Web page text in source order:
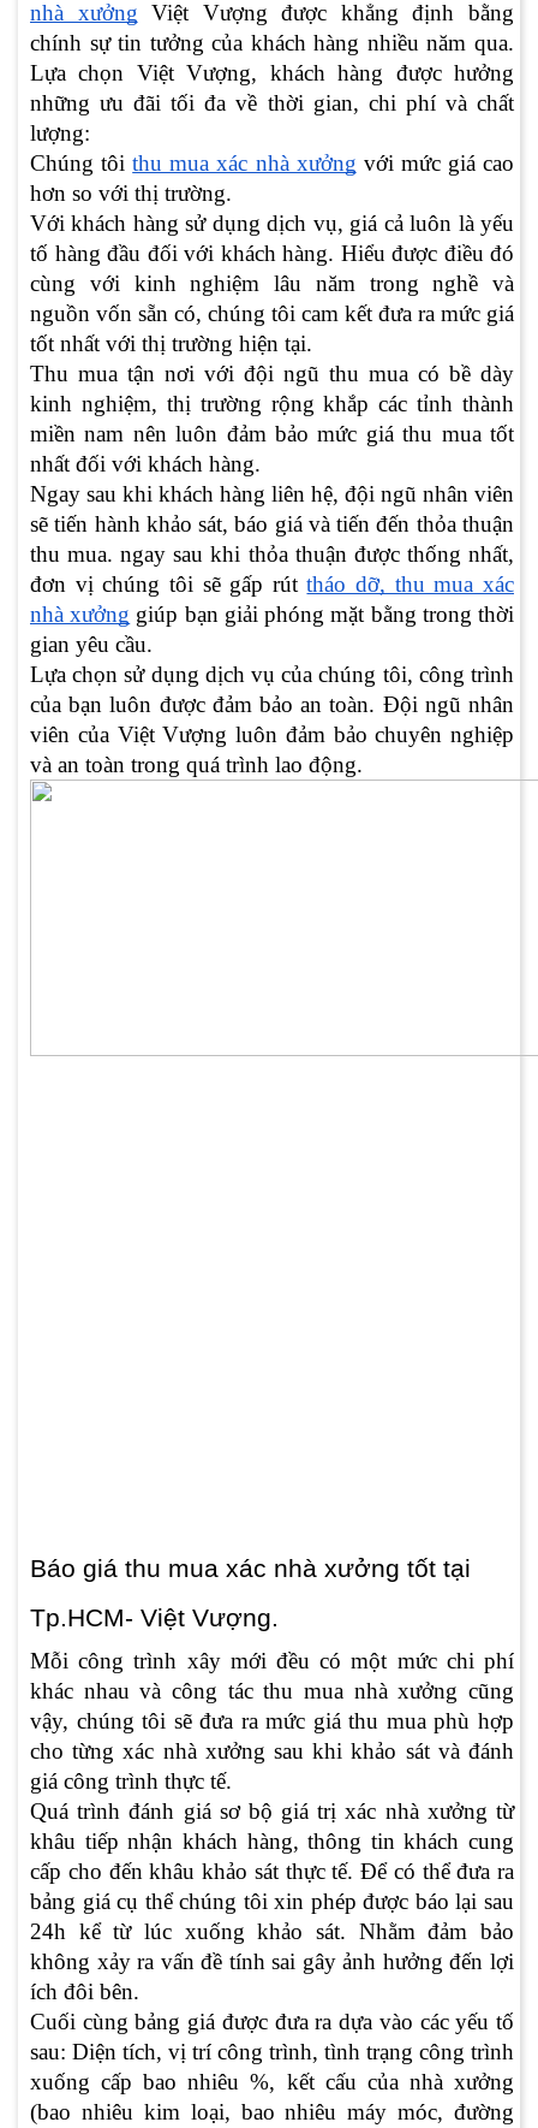
nhà xưởng Việt Vượng được khẳng định bằng
chính sự tin tưởng của khách hàng nhiều năm qua.
Lựa chọn Việt Vượng, khách hàng được hưởng
những ưu đãi tối đa về thời gian, chi phí và chất
lượng:
Chúng tôithu mua xác nhà xưởng với mức giá cao
hơn so với thị trường.
Với khách hàng sử dụng dịch vụ, giá cả luôn là yếu
tố hàng đầu đối với khách hàng. Hiểu được điều đó
cùng với kinh nghiệm lâu năm trong nghề và
nguồn vốn sẵn có, chúng tôi cam kết đưa ra mức giá
tốt nhất với thị trường hiện tại.
Thu mua tận nơi với đội ngũ thu mua có bề dày
kinh nghiệm, thị trường rộng khắp các tỉnh thành
miền nam nên luôn đảm bảo mức giá thu mua tốt
nhất đối với khách hàng.
Ngay sau khi khách hàng liên hệ, đội ngũ nhân viên
sẽ tiến hành khảo sát, báo giá và tiến đến thỏa thuận
thu mua. ngay sau khi thỏa thuận được thống nhất,
đơn vị chúng tôi sẽ gấp rúttháo dỡ, thu mua xác
nhà xưởng giúp bạn giải phóng mặt bằng trong thời
gian yêu cầu.
Lựa chọn sử dụng dịch vụ của chúng tôi, công trình
của bạn luôn được đảm bảo an toàn. Đội ngũ nhân
viên của Việt Vượng luôn đảm bảo chuyên nghiệp
và an toàn trong quá trình lao động.
Báo giá thu mua xác nhà xưởng tốt tại
Tp.HCM- Việt Vượng.
Mỗi công trình xây mới đều có một mức chi phí
khác nhau và công tác thu mua nhà xưởng cũng
vậy, chúng tôi sẽ đưa ra mức giá thu mua phù hợp
cho từng xác nhà xưởng sau khi khảo sát và đánh
giá công trình thực tế.
Quá trình đánh giá sơ bộ giá trị xác nhà xưởng từ
khâu tiếp nhận khách hàng, thông tin khách cung
cấp cho đến khâu khảo sát thực tế. Để có thể đưa ra
bảng giá cụ thể chúng tôi xin phép được báo lại sau
24h kể từ lúc xuống khảo sát. Nhằm đảm bảo
không xảy ra vấn đề tính sai gây ảnh hưởng đến lợi
ích đôi bên.
Cuối cùng bảng giá được đưa ra dựa vào các yếu tố
sau: Diện tích, vị trí công trình, tình trạng công trình
xuống cấp bao nhiêu %, kết cấu của nhà xưởng
(bao nhiêu kim loại, bao nhiêu máy móc, đường